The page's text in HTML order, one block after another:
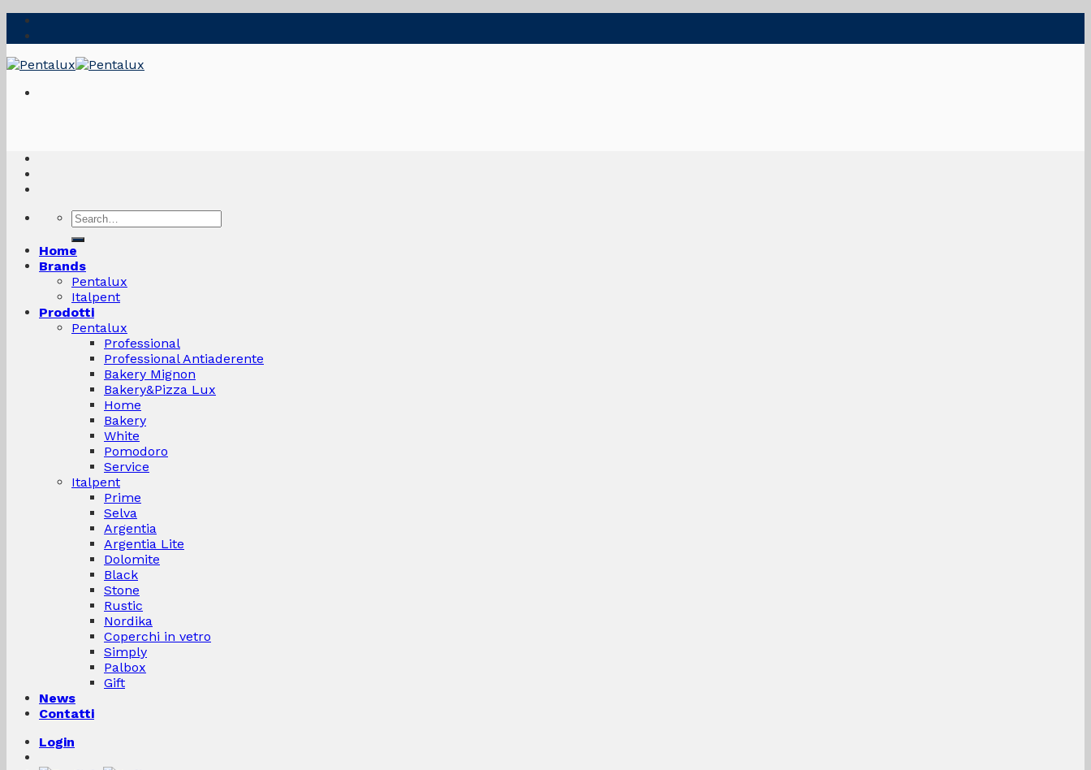
Skip
Search
for:
Home
Brands
Pentalux
Italpent
Prodotti
Pentalux
Professional
Professional Antiaderente
Bakery Mignon
Bakery&Pizza Lux
Home
Bakery
White
Pomodoro
Service
Italpent
Prime
Selva
Argentia
Argentia Lite
Dolomite
Black
Stone
Rustic
Nordika
Coperchi in vetro
Simply
Palbox
Gift
News
Contatti
Login